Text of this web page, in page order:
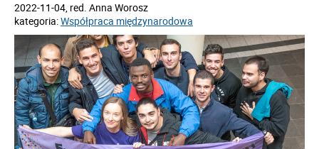
2022-11-04, red. Anna Worosz
kategoria:Współpraca międzynarodowa